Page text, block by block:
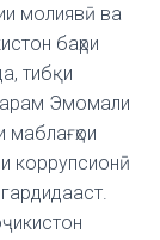
молиявӣ ва
баҳри
тибқи
Эмомали
коррупсионӣ